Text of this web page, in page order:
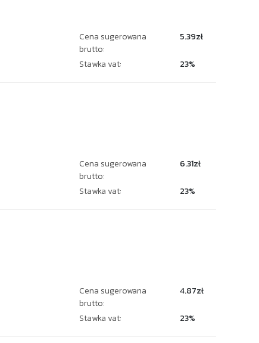
Cena sugerowana
brutto:
5.39zł
Stawka vat: 23%
Cena sugerowana
brutto:
6.31zł
Stawka vat: 23%
Cena sugerowana
brutto:
4.87zł
Stawka vat: 23%